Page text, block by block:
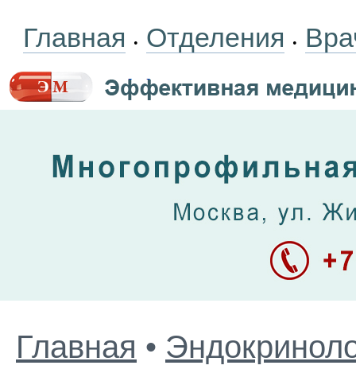
Главная • Отделения •
Главная •